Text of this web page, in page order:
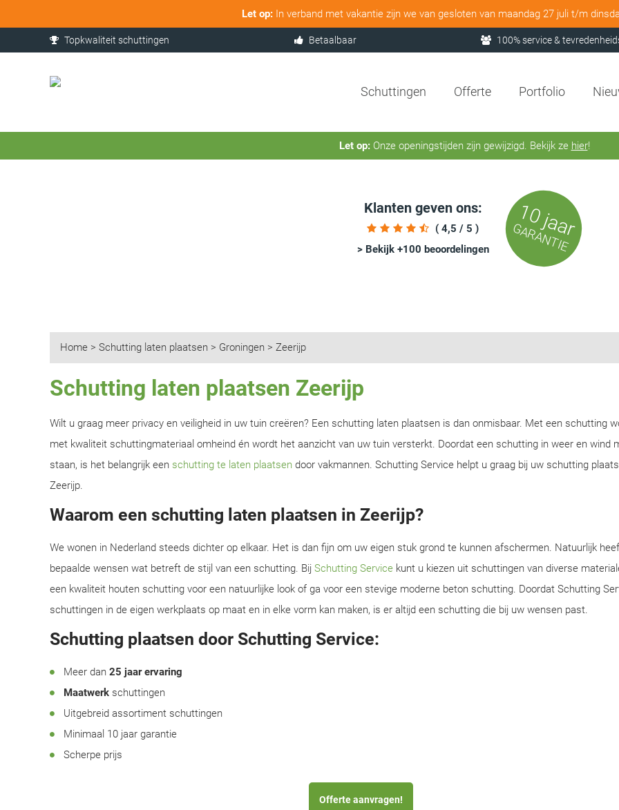
Let op:In verband met vakantie zijn we van gesloten van maandag 27 juli t/m
Topkwaliteit schuttingen Betaalbaar 100% service &
Schuttingen Offerte Portfolio
Let op:Onze openingstijden zijn gewijzigd. Bekijk ze hier!
Klanten geven ons:
( 4,5 / 5 )
> Bekijk +100 beoordelingen
10 jaar
GARANTIE
Home > Schutting laten plaatsen > Groningen > Zeerijp
Schutting laten plaatsen Zeerijp
Wilt u graag meer privacy en veiligheid in uw tuin creëren? Een schutting laten plaatsen is dan onmisbaar. Met een schutting
met kwaliteit schuttingmateriaal omheind én wordt het aanzicht van uw tuin versterkt. Doordat een schutting in weer en wind
staan, is het belangrijk een schutting te laten plaatsen door vakmannen. Schutting Service helpt u graag bij uw schutting
Zeerijp.
Waarom een schutting laten plaatsen in Zeerijp?
We wonen in Nederland steeds dichter op elkaar. Het is dan fijn om uw eigen stuk grond te kunnen afschermen. Natuurlijk
bepaalde wensen wat betreft de stijl van een schutting. Bij Schutting Service kunt u kiezen uit schuttingen van diverse
een kwaliteit houten schutting voor een natuurlijke look of ga voor een stevige moderne beton schutting. Doordat Schutting
schuttingen in de eigen werkplaats op maat en in elke vorm kan maken, is er altijd een schutting die bij uw wensen past.
Schutting plaatsen door Schutting Service:
Meer dan 25 jaar ervaring
Maatwerk schuttingen
Uitgebreid assortiment schuttingen
Minimaal 10 jaar garantie
Scherpe prijs
Offerte aanvragen!